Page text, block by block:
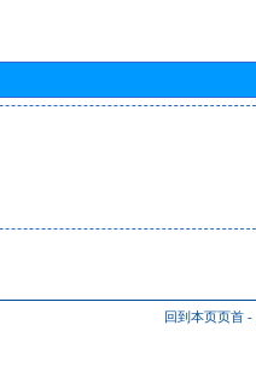
回到本页页首 -